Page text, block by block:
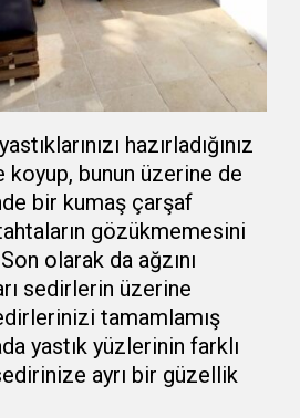
hazırladığınız
bunun üzerine de
bir kumaş çarşaf
gözükmemesini
olarak da ağzını
sedirlerin üzerine
tamamlamış
yastık yüzlerinin farklı
ayrı bir güzellik